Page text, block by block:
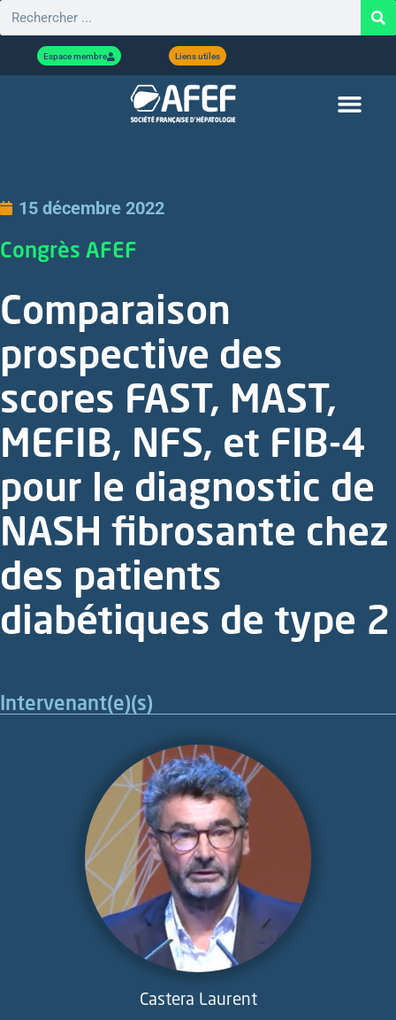
Espace membre Liens utiles
15 décembre 2022
Congrès AFEF
Comparaison
prospective des
scores FAST, MAST,
MEFIB, NFS, et FIB-4
pour le diagnostic de
NASH fibrosante chez
des patients
diabétiques de type 2
Intervenant(e)(s)
Castera Laurent